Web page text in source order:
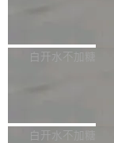
自研的多个文生3D和
整性保护。效果是：
让语音识别不再只是
w 不要求标准普通话
新和少量网页兼容
容提供的字体时出现
白开水不加糖
发布的 Release
白开水不加糖